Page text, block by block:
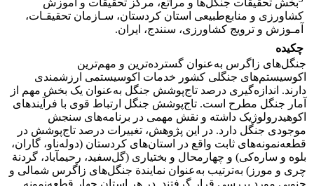
بخش تحقیقات جنگل‌ها و مراتع، مرکز تحقیقات و آموزش
کشاورزی و منابع‌طبیعی استان کردستان، سـازمان تحقیقـات،
آمـوزش و ترویج کشاورزی، سنندج، ایران.
چکیده
جنگل‌های زاگرس به‌عنوان گسترده‌ترین و مهم‌ترین
اکوسیستم‌های جنگلی کشور خدمات اکوسیستمی ارزشمندی
دارند. اندازه‌گیری درصد تاج‌پوشش جنگل به‌عنوان یک بخش مهم از
آمار جنگل مطرح است. تاج‌پوشش جنگل ارتباط قوی با فرآیندهای
اکوهیدرولوژیک داشته و نقش مهمی در برنامه‌های سنجش
موجودی جنگل دارد. در این پژوهش، تغییرات درصد تاج‌پوشش در
قطعه‌نمونه‌های ثابت واقع در استان‌های کردستان (دوله‌ناو، گاران،
بلوه و ساره‌کی) و چهارمحال و بختیاری (گل‌سفید، رحیم­آباد، گردنة
چری و مورز) به‌ترتیب به‌عنوان نمایندة جنگل‌های زاگرس شمالی و
جنوبی مورد بررسی قرار گرفتند. در هر استان چهار قطعه‌نمونه